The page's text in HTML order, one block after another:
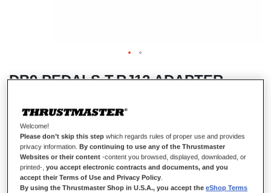
DB9 PEDALS T.RJ12 ADAPTER
AUF LAGER
Macht Pedalsets (3 Pedale, die mit einem DB9-Anschluss ausgestattet
sind), die nicht von Thrustmaster® stammen, kompatibel mit vielen
Thrustmaster® Rennlenkrädern!
Ausschließlichkeit Thrustmaster Shop
Welcome!
Please don’t skip this step which regards rules of proper use and provides
privacy information.By continuing to use any of the Thrustmaster
Websites or their content -content you browsed, displayed, downloaded, or
printed-,you accept electronic contracts and documents, and you
accept their Terms of Use and Privacy Policy
By using the Thrustmaster Shop in U.S.A., you accept theeShop Terms